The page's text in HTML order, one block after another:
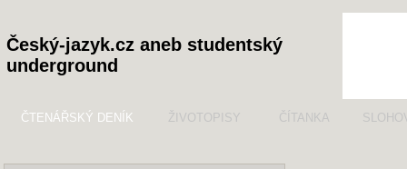
Český-jazyk.cz aneb studentský
underground
ČTENÁŘSKÝ DENÍK ŽIVOTOPISY ČÍTANKA